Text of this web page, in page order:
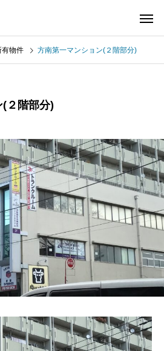
有物件 方南第一マンション(２階部分)
２階部分)